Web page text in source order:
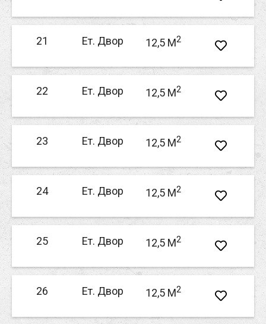
21 Ет. Двор 12,5 M2
22 Ет. Двор 12,5 M2
23 Ет. Двор 12,5 M2
24 Ет. Двор 12,5 M2
25 Ет. Двор 12,5 M2
26 Ет. Двор 12,5 M2